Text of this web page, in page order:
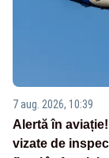
7 aug. 2026, 10:39
Alertă în
vizate de